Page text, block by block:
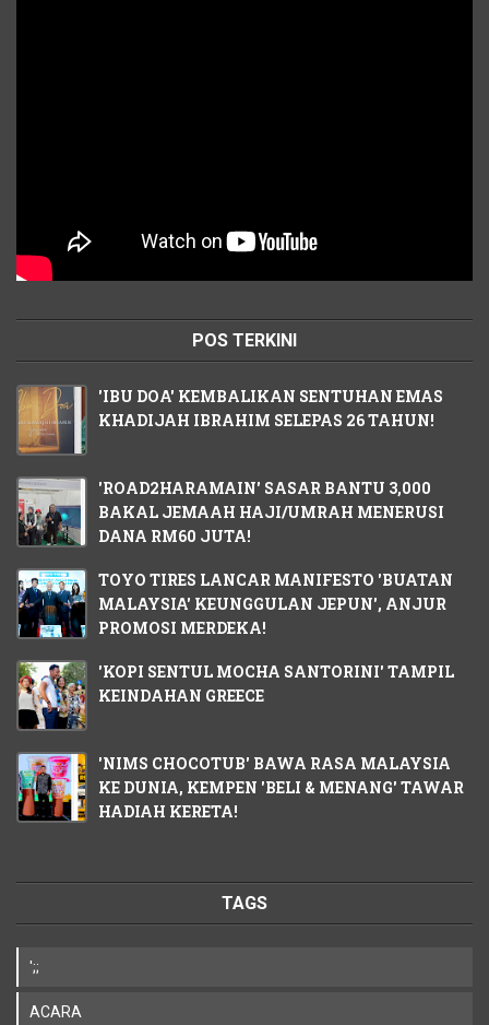
POS TERKINI
'IBU DOA' KEMBALIKAN SENTUHAN EMAS
KHADIJAH IBRAHIM SELEPAS 26 TAHUN!
'ROAD2HARAMAIN' SASAR BANTU 3,000
BAKAL JEMAAH HAJI/UMRAH MENERUSI
DANA RM60 JUTA!
TOYO TIRES LANCAR MANIFESTO 'BUATAN
MALAYSIA' KEUNGGULAN JEPUN', ANJUR
PROMOSI MERDEKA!
'KOPI SENTUL MOCHA SANTORINI' TAMPIL
KEINDAHAN GREECE
'NIMS CHOCOTUB' BAWA RASA MALAYSIA
KE DUNIA, KEMPEN 'BELI & MENANG' TAWAR
HADIAH KERETA!
TAGS
';;
ACARA